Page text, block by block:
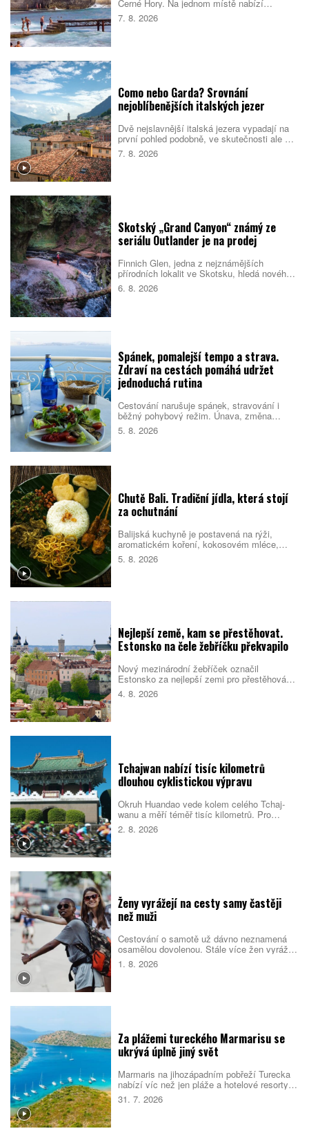
Černé Hory. Na jednom místě nabízí
opevněné staré město, dlouhé městské
pláže, menší zátoky i snadné výlety podél
7. 8. 2026
Como nebo Garda? Srovnání
nejoblíbenějších italských jezer
Dvě nejslavnější italská jezera vypadají na
první pohled podobně, ve skutečnosti ale cílí
na jiné cestovatele. Como staví na eleganci,
vilách a klidnější atmosféře. Garda je větší,
7. 8. 2026
Skotský „Grand Canyon“ známý ze
seriálu Outlander je na prodej
Finnich Glen, jedna z nejznámějších
přírodních lokalit ve Skotsku, hledá nového
majitele. Soutěsku proslavil seriál Outlander,
ale objevila se i v dalších filmech a
6. 8. 2026
Spánek, pomalejší tempo a strava.
Zdraví na cestách pomáhá udržet
jednoduchá rutina
Cestování narušuje spánek, stravování i
běžný pohybový režim. Únava, změna
prostředí a nabitý program pak mohou zvýšit
riziko, že se člověk nebude cítit dobře.
5. 8. 2026
Chutě Bali. Tradiční jídla, která stojí
za ochutnání
Balijská kuchyně je postavená na rýži,
aromatickém koření, kokosovém mléce,
chilli a pomalé přípravě masa. Na jídelních
lístcích se střídají pečené vepřové,
5. 8. 2026
Nejlepší země, kam se přestěhovat.
Estonsko na čele žebříčku překvapilo
Nový mezinárodní žebříček označil
Estonsko za nejlepší zemi pro přestěhování
v roce 2026. Pobaltský stát se umístil před
Singapurem i Malajsií díky kombinaci
4. 8. 2026
Tchajwan nabízí tisíc kilometrů
dlouhou cyklistickou výpravu
Okruh Huandao vede kolem celého Tchaj-
wanu a měří téměř tisíc kilometrů. Pro
místní představuje oblíbený přechodový
rituál, turistům zase ukazuje odlehlé pobřeží,
2. 8. 2026
Ženy vyrážejí na cesty samy častěji
než muži
Cestování o samotě už dávno neznamená
osamělou dovolenou. Stále více žen vyráží
do světa bez partnera či rodiny, zároveň ale
vyhledává malé skupiny stejně naladěných
1. 8. 2026
Za plážemi tureckého Marmarisu se
ukrývá úplně jiný svět
Marmaris na jihozápadním pobřeží Turecka
nabízí víc než jen pláže a hotelové resorty.
Město obklopují borové lesy, zátoky s
průzračnou vodou i pozůstatky dávných
31. 7. 2026